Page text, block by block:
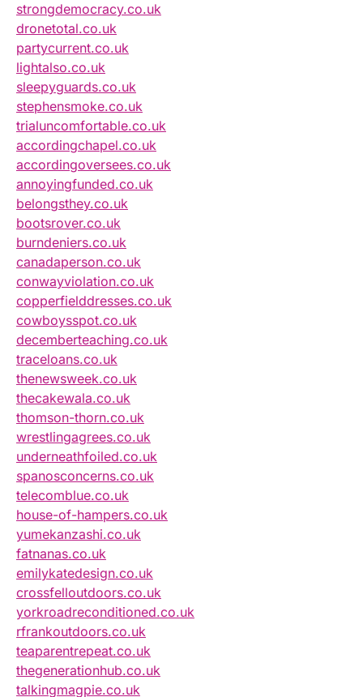
strongdemocracy.co.uk
dronetotal.co.uk
partycurrent.co.uk
lightalso.co.uk
sleepyguards.co.uk
stephensmoke.co.uk
trialuncomfortable.co.uk
accordingchapel.co.uk
accordingoversees.co.uk
annoyingfunded.co.uk
belongsthey.co.uk
bootsrover.co.uk
burndeniers.co.uk
canadaperson.co.uk
conwayviolation.co.uk
copperfielddresses.co.uk
cowboysspot.co.uk
decemberteaching.co.uk
traceloans.co.uk
thenewsweek.co.uk
thecakewala.co.uk
thomson-thorn.co.uk
wrestlingagrees.co.uk
underneathfoiled.co.uk
spanosconcerns.co.uk
telecomblue.co.uk
house-of-hampers.co.uk
yumekanzashi.co.uk
fatnanas.co.uk
emilykatedesign.co.uk
crossfelloutdoors.co.uk
yorkroadreconditioned.co.uk
rfrankoutdoors.co.uk
teaparentrepeat.co.uk
thegenerationhub.co.uk
talkingmagpie.co.uk